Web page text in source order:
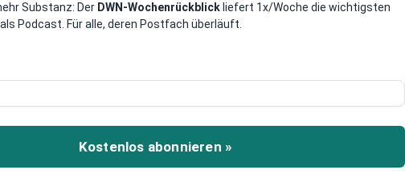
von Elektro-
eine Reichweite von bis
Laufzeit schlägt diese
können die
Substanz: Der DWN-Wochenrückblick liefert 1x/Woche die wichtigsten
Podcast. Für alle, deren Postfach überläuft.
Kostenlos abonnieren »